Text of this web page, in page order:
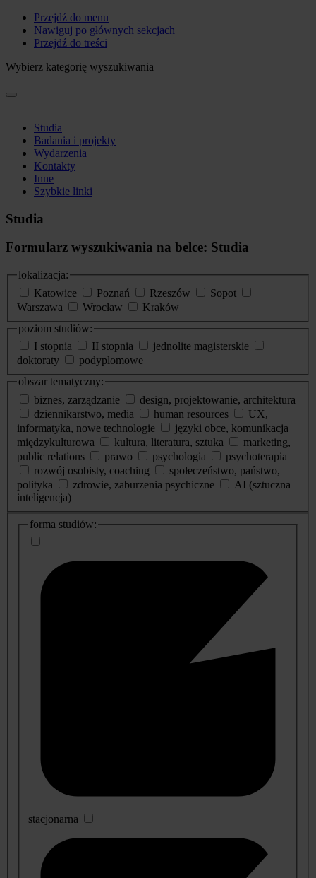
Przejdź do menu
Nawiguj po głównych sekcjach
Przejdź do treści
Wybierz kategorię wyszukiwania
Studia
Badania i projekty
Wydarzenia
Kontakty
Inne
Szybkie linki
Studia
Formularz wyszukiwania na belce: Studia
lokalizacja:
Katowice
Poznań Rzeszów
Sopot
Warszawa
Wrocław
Kraków
poziom studiów:
I stopnia
II stopnia
jednolite magisterskie
doktoraty
podyplomowe
obszar tematyczny:
biznes, zarządzanie
design, projektowanie, architektura
dziennikarstwo, media
human resources
UX,
informatyka, nowe technologie
języki obce, komunikacja
międzykulturowa
kultura, literatura, sztuka
marketing,
public relations
prawo psychologia
psychoterapia
rozwój osobisty, coaching
społeczeństwo, państwo,
polityka
zdrowie, zaburzenia psychiczne
AI (sztuczna
inteligencja)
dodatkowe
informacje
forma studiów:
stacjonarna